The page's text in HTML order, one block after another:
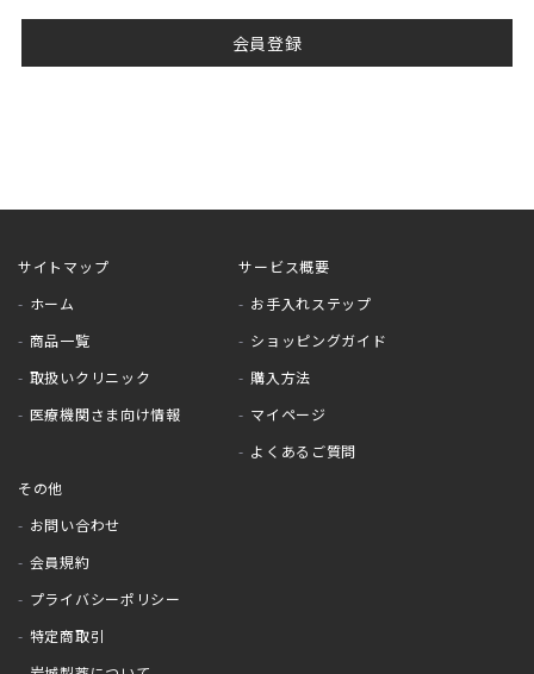
会員登録
サイトマップ
ホーム
商品一覧
取扱いクリニック
医療機関さま向け情報
サービス概要
お手入れステップ
ショッピングガイド
購入方法
マイページ
よくあるご質問
その他
お問い合わせ
会員規約
プライバシーポリシー
特定商取引